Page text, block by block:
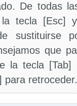
De todas
tecla [Esc]
sustituirse
que
la tecla
para retroceder.